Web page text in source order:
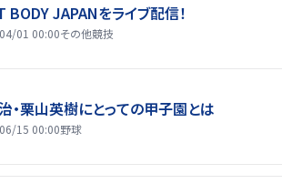
BODY JAPANをライブ配信！
01 00:00その他競技
・栗山英樹にとっての甲子園とは
15 00:00野球